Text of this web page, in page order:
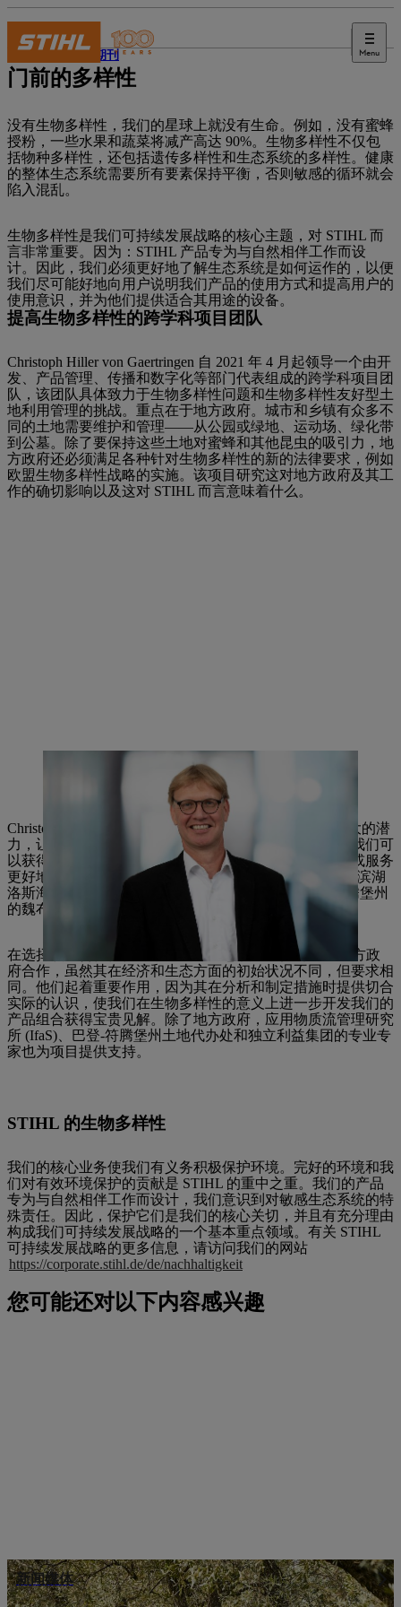
Menu
STIHL 期刊
门前的多样性
没有生物多样性，我们的星球上就没有生命。例如，没有蜜蜂
授粉，一些水果和蔬菜将减产高达 90%。生物多样性不仅包
括物种多样性，还包括遗传多样性和生态系统的多样性。健康
的整体生态系统需要所有要素保持平衡，否则敏感的循环就会
陷入混乱。
生物多样性是我们可持续发展战略的核心主题，对 STIHL 而
言非常重要。因为：STIHL 产品专为与自然相伴工作而设
计。因此，我们必须更好地了解生态系统是如何运作的，以便
我们尽可能好地向用户说明我们产品的使用方式和提高用户的
使用意识，并为他们提供适合其用途的设备。
提高生物多样性的跨学科项目团队
Christoph Hiller von Gaertringen 自 2021 年 4 月起领导一个由开
发、产品管理、传播和数字化等部门代表组成的跨学科项目团
队，该团队具体致力于生物多样性问题和生物多样性友好型土
地利用管理的挑战。重点在于地方政府。城市和乡镇有众多不
同的土地需要维护和管理——从公园或绿地、运动场、绿化带
到公墓。除了要保持这些土地对蜜蜂和其他昆虫的吸引力，地
方政府还必须满足各种针对生物多样性的新的法律要求，例如
欧盟生物多样性战略的实施。该项目研究这对地方政府及其工
作的确切影响以及这对 STIHL 而言意味着什么。
Christoph Hiller von Gaertringen 自 2021 年 4 月起领导一个跨学科
项目团队，该团队致力于生物多样性问题和生物多样性友好型土地
Christoph Hiller von Gaertringen 解释道：“地方政府有很大的潜
力，让他们的土地更具生物多样性。通过我们的项目，我们可
以获得宝贵的见解，了解如何通过改进产品、新的应用或服务
更好地实现这一潜力。”作为实践合作伙伴，萨尔兰州的滨湖
洛斯海姆、莱茵兰-普法尔茨州的皮尔马森斯和巴登-符腾堡州
的魏布林根三个地方政府参与了这个项目。
在选择项目合作伙伴时，STIHL 有意识地选择与这些地方政
府合作，虽然其在经济和生态方面的初始状况不同，但要求相
同。他们起着重要作用，因为其在分析和制定措施时提供切合
实际的认识，使我们在生物多样性的意义上进一步开发我们的
产品组合获得宝贵见解。除了地方政府，应用物质流管理研究
所 (IfaS)、巴登-符腾堡州土地代办处和独立利益集团的专业专
家也为项目提供支持。
STIHL 的生物多样性
我们的核心业务使我们有义务积极保护环境。完好的环境和我
们对有效环境保护的贡献是 STIHL 的重中之重。我们的产品
专为与自然相伴工作而设计，我们意识到对敏感生态系统的特
殊责任。因此，保护它们是我们的核心关切，并且有充分理由
构成我们可持续发展战略的一个基本重点领域。有关 STIHL
可持续发展战略的更多信息，请访问我们的网站
https://corporate.stihl.de/de/nachhaltigkeit
您可能还对以下内容感兴趣
新闻媒体